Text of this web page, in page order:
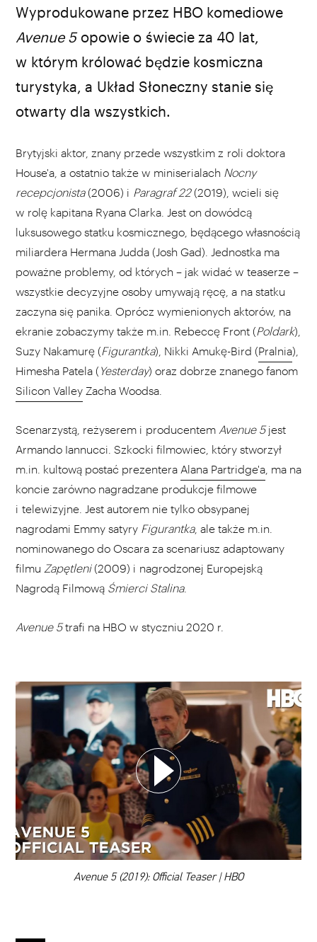
Wyprodukowane przez HBO komediowe
Avenue 5opowie o świecie za 40 lat,
w którym królować będzie kosmiczna
turystyka, a Układ Słoneczny stanie się
otwarty dla wszystkich.
Brytyjski aktor, znany przede wszystkim z roli doktora
House'a, a ostatnio także w miniserialach Nocny
recepcjonista(2006) i Paragraf 22(2019), wcieli się
w rolę kapitana Ryana Clarka. Jest on dowódcą
luksusowego statku kosmicznego, będącego własnością
miliardera Hermana Judda (Josh Gad). Jednostka ma
poważne problemy, od których – jak widać w teaserze –
wszystkie decyzyjne osoby umywają ręcę, a na statku
zaczyna się panika. Oprócz wymienionych aktorów, na
ekranie zobaczymy także m.in. Rebeccę Front (Poldark),
Suzy Nakamurę (Figurantka), Nikki Amukę-Bird (Pralnia),
Himesha Patela (Yesterday) oraz dobrze znanego fanom
Silicon Valley Zacha Woodsa.
Scenarzystą, reżyserem i producentem Avenue 5jest
Armando Iannucci. Szkocki filmowiec, który stworzył
m.in. kultową postać prezentera Alana Partridge'a , ma na
koncie zarówno nagradzane produkcje filmowe
i telewizyjne. Jest autorem nie tylko obsypanej
nagrodami Emmy satyry Figurantka, ale także m.in.
nominowanego do Oscara za scenariusz adaptowany
filmu Zapętleni(2009) i nagrodzonej Europejską
Nagrodą Filmową Śmierci Stalina.
Avenue 5trafi na HBO w styczniu 2020 r.
00:00
Avenue 5 (2019): Official Teaser | HBO
WYBIERZ SWOJĄ PLAYLISTĘ
DODAJ TEN FILM DO PLAYLISTY